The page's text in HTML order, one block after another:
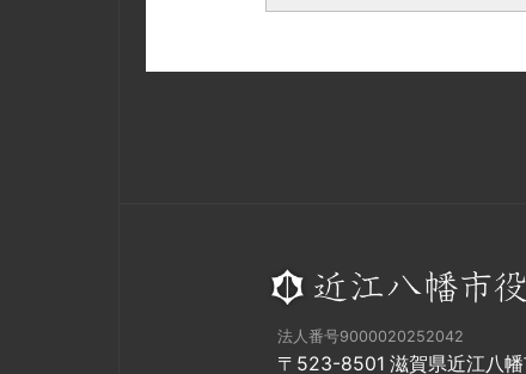
法人番号9000020252042
〒523-8501 滋賀県近江八